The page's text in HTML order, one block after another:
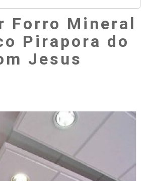
Forro Mineral
Pirapora do
Jesus